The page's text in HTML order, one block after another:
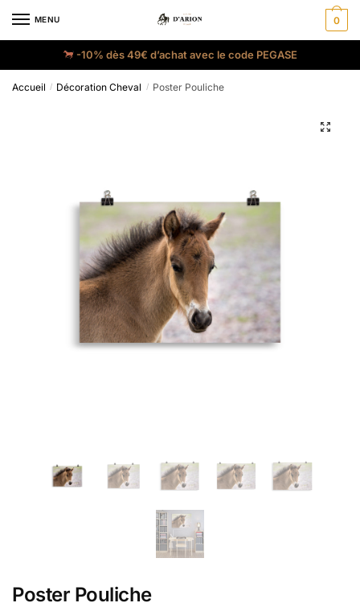
MENU 0
-10% dès 49€ d’achat avec le code PEGASE
Accueil / Décoration Cheval / Poster Pouliche
Poster Pouliche